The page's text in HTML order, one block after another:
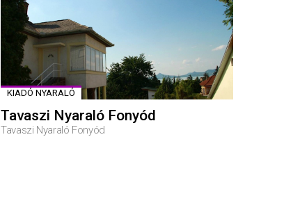
KIADÓ NYARALÓ
Tavaszi Nyaraló Fonyód
Tavaszi Nyaraló Fonyód